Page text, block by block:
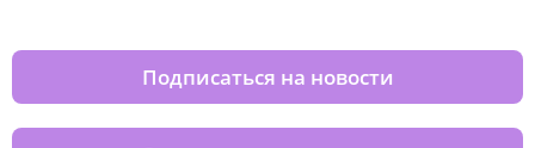
Подписаться на новости